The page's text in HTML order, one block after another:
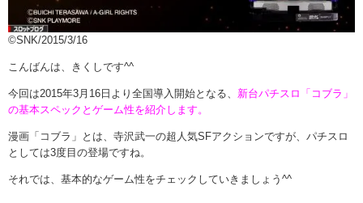
©SNK/2015/3/16
こんばんは、きくしです^^
今回は2015年3月16日より全国導入開始となる、 新台パチスロ「コブラ」
の基本スペックとゲーム性を紹介します。
漫画「コブラ」とは、寺沢武一の超人気SFアクションですが、パチスロ
としては3度目の登場ですね。
それでは、基本的なゲーム性をチェックしていきましょう^^